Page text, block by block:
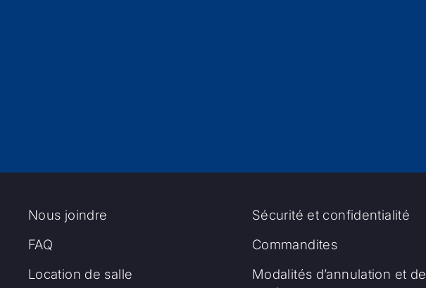
Nous joindre
FAQ
Location de salle
Sécurité et confidentialité
Commandites
Modalités d’annulation et de